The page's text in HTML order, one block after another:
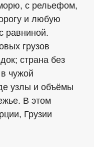
с рельефом,
и любую
равниной.
грузов
страна без
чужой
узлы и объёмы
В этом
Грузии